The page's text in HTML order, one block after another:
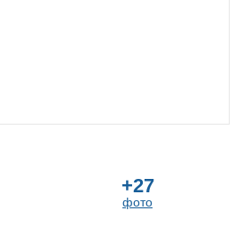
+27
фото